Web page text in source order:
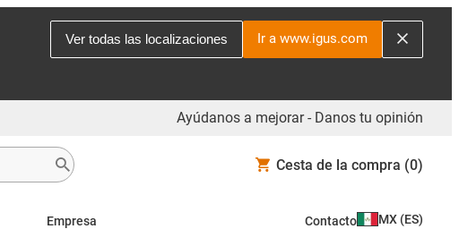
Ver todas las localizaciones Ir a www.igus.com
Ayúdanos a mejorar - Danos tu opinión
Cesta de la compra (0)
Empresa Contacto MX (ES)